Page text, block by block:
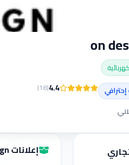
on
4.4
(
18
)
إعلانات on design